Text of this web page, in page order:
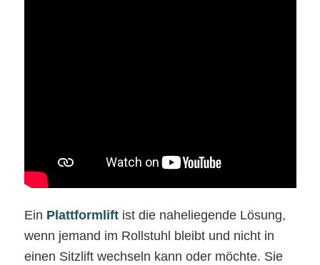
Ein Plattformliftist die naheliegende Lösung,
wenn jemand im Rollstuhl bleibt und nicht in
einen Sitzlift wechseln kann oder möchte. Sie